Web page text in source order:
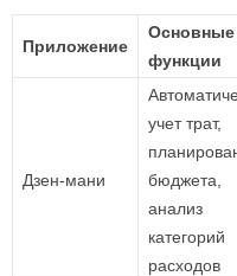
Приложение
Основные
функции
Дзен-мани
учет трат,
бюджета,
анализ
категорий
расходов